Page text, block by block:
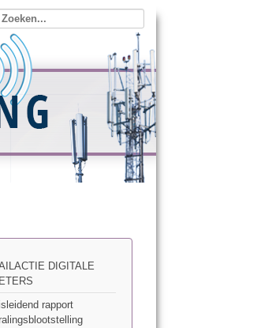
DIGITALE
rapport